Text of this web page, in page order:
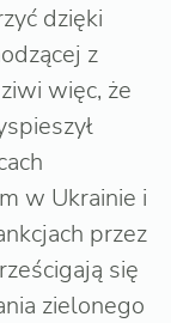
dzięki
z
więc, że
w Ukrainie i
przez
się
zielonego